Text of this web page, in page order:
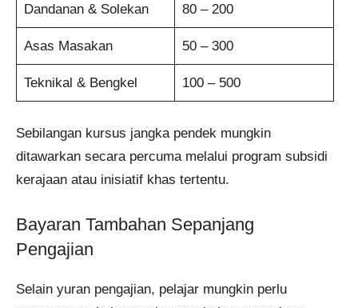
Dandanan & Solekan 80 – 200
Asas Masakan 50 – 300
Teknikal & Bengkel 100 – 500
Sebilangan kursus jangka pendek mungkin
ditawarkan secara percuma melalui program subsidi
kerajaan atau inisiatif khas tertentu.
Bayaran Tambahan Sepanjang
Pengajian
Selain yuran pengajian, pelajar mungkin perlu